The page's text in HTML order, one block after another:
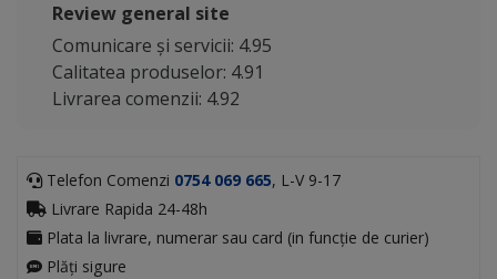
Review general site
Comunicare și servicii: 4.95
Calitatea produselor: 4.91
Livrarea comenzii: 4.92
Telefon Comenzi 0754 069 665, L-V 9-17
Livrare Rapida 24-48h
Plata la livrare, numerar sau card (in funcție de curier)
Plăți sigure